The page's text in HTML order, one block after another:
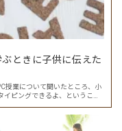
ときに子供に伝えた
授業について聞いたところ、小
ピングできるよ、ということ